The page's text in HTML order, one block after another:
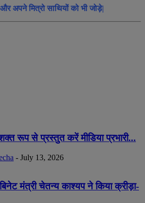
अपने मित्रो साथियों को भी जोड़े|
रूप से प्रस्तुत करें मीडिया प्रभारी...
- July 13, 2026
मंत्री चेतन्य काश्यप ने किया क्रीड़ा-